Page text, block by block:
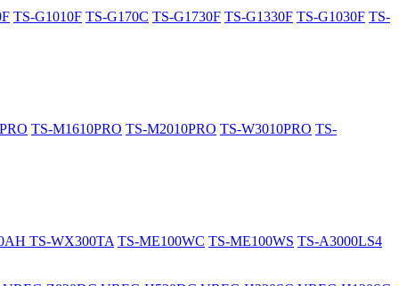
TS-G1010F TS-G170C TS-G1730F TS-G1330F TS-G1030F TS-
TS-M1610PRO TS-M2010PRO TS-W3010PRO TS-
TS-WX300TA TS-ME100WC TS-ME100WS TS-A3000LS4